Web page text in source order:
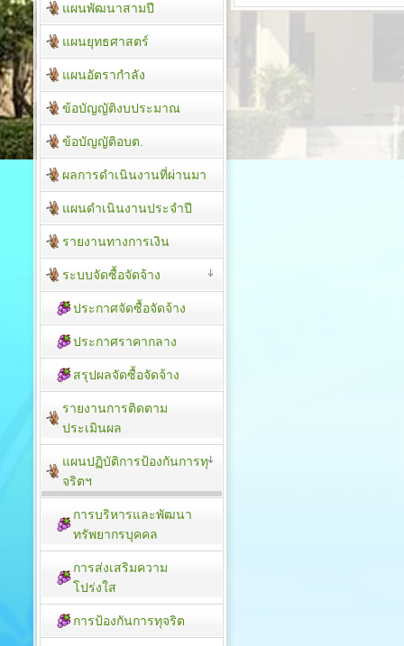
แผนพัฒนาสามปี
แผนยุทธศาสตร์
แผนอัตรากำลัง
ข้อบัญญัติงบประมาณ
ข้อบัญญัติอบต.
ผลการดำเนินงานที่ผ่านมา
แผนดำเนินงานประจำปี
รายงานทางการเงิน
ระบบจัดซื้อจัดจ้าง
ประกาศจัดซื้อจัดจ้าง
ประกาศราคากลาง
สรุปผลจัดซื้อจัดจ้าง
รายงานการติดตาม
ประเมิน​ผล
แผนปฏิบัติการป้องกันการทุ
จริตฯ
การบริหารและพัฒนา
ทรัพยากรบุคคล
การส่งเสริมความ
โปร่งใส
การป้องกันการทุจริต